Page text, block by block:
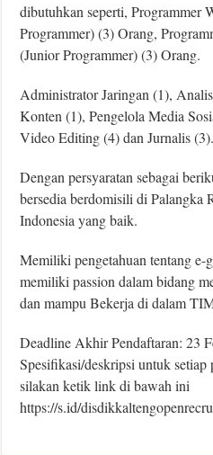
dibutuhkan seperti, Programmer
Programmer) (3) Orang,
(Junior Programmer) (3) Orang.
Administrator Jaringan (1),
Konten (1), Pengelola Media
Video Editing (4) dan Jurnalis (3).
Dengan persyaratan sebagai
bersedia berdomisili di Palangka
Indonesia yang baik.
Memiliki pengetahuan tentang e-
memiliki passion dalam bidang
dan mampu Bekerja di dalam
Deadline Akhir Pendaftaran: 23
Spesifikasi/deskripsi untuk setiap
silakan ketik link di bawah ini
https://s.id/